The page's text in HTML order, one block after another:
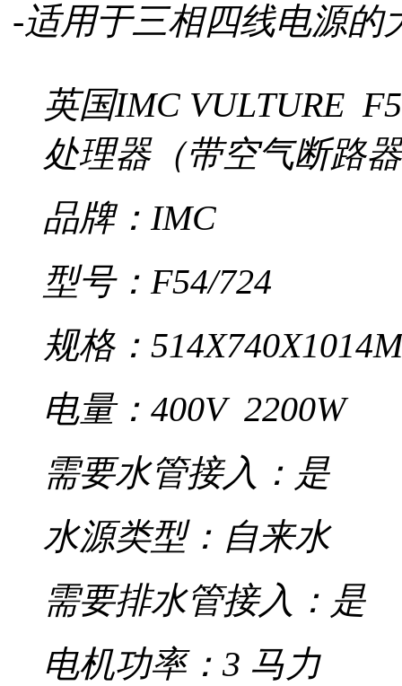
-适用于三相四线电源的
英国IMC VULTURE
处理器（带空气断路
品牌：IMC
型号：F54/724
规格：
电量：400V 2200W
需要水管接入：是
水源类型：自来水
需要排水管接入：是
电机功率：3 马力